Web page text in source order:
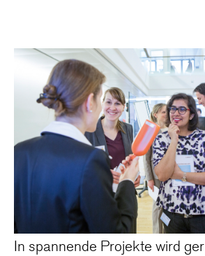
In spannende Projekte wird